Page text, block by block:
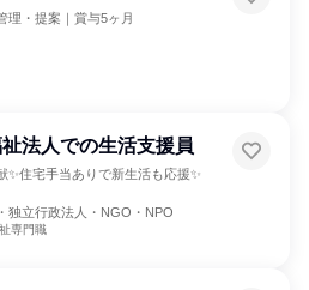
理・提案｜賞与5ヶ月
法人での生活支援員
住宅手当ありで新生活も応援✨
独立行政法人・NGO・NPO
専門職